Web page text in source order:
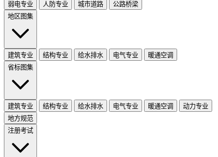
弱电专业
人防专业 城市道路
公路桥梁
地区图集
建筑专业 结构专业 给水排水 电气专业
暖通空调
省标图集
建筑专业 结构专业 给水排水 电气专业 暖通空调
动力专业
地方规范
注册考试